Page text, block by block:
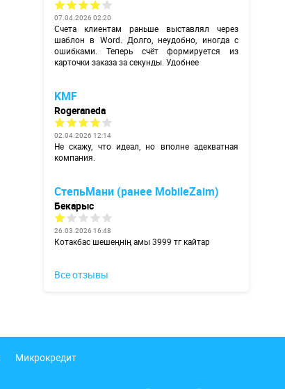
07.04.2026 02:20
Счета клиентам раньше выставлял через
шаблон в Word. Долго, неудобно, иногда с
ошибками. Теперь счёт формируется из
карточки заказа за секунды. Удобнее
KMF
Rogeraneda
02.04.2026 12:14
Не скажу, что идеал, но вполне адекватная
компания.
СтепьМани (ранее MobileZaim)
Бекарыс
26.03.2026 16:48
Котакбас шешеңнің амы 3999 тг кайтар
Все отзывы
Микрокредит